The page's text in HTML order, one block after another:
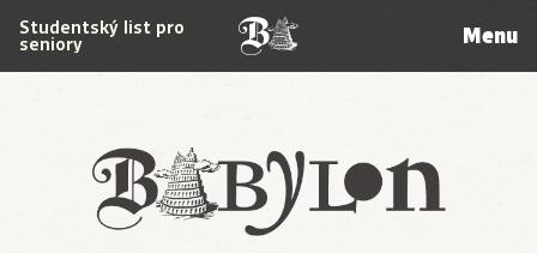
Babylon
Studentský list pro
seniory Menu